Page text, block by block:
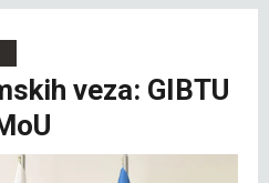
veza: GIBTU